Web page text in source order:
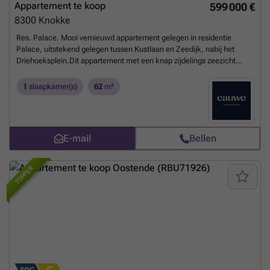
599 000 €
Appartement te koop
8300 Knokke
Res. Palace. Mooi vernieuwd appartement gelegen in residentie
Palace, uitstekend gelegen tussen Kustlaan en Zeedijk, nabij het
Driehoeksplein.Dit appartement met een knap zijdelings zeezicht
confortabel logeerbed voor 2 personen. Volledig ingerichte keuken
met alle comfort (MIELE-toestellen) Apart toilet. Slaapkamer met
ingemaakte kasten en ensuite badkamer (wastafel en douche). Via de
slaapkamer is er toegang tot een aangenaam buitenterras. Praktische
berging met aansluiting voor wasmachine/droogkast. Privatieve kelder
en fietsenberging in de residentie. Ref. A727
Meer weten?
1 slaapkamer(s) 62 m²
E-mail Bellen
TOPPER